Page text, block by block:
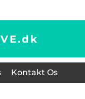
dk
Kontakt Os